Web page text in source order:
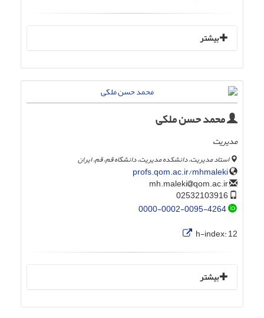
بیشتر
محمد حسن ملکی
مدیریت
استاد مدیریت، دانشکده مدیریت، دانشگاه قم، قم، ایران
profs.qom.ac.ir/mhmaleki
qom.ac.ir
0000-0002-0095-4264
h-index:12
بیشتر